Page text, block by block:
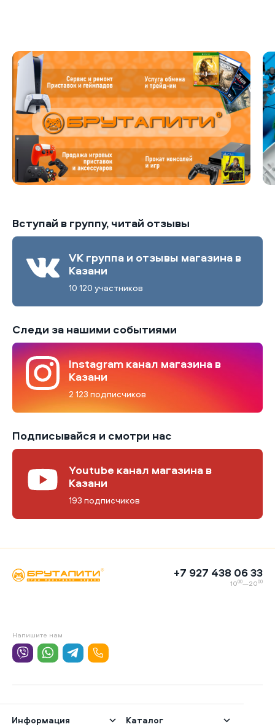
Вступай в группу, читай отзывы
VK группа и отзывы магазина в
Казани
10 120 участников
Следи за нашими событиями
Instagram канал магазина в
Казани
2 123 подписчиков
Подписывайся и смотри нас
Youtube канал магазина в
Казани
193 подписчиков
Информация Каталог
+7 927 438 06 33
1000—2000
Напишите нам